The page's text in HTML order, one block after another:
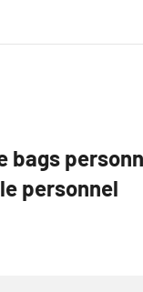
bags
personnel